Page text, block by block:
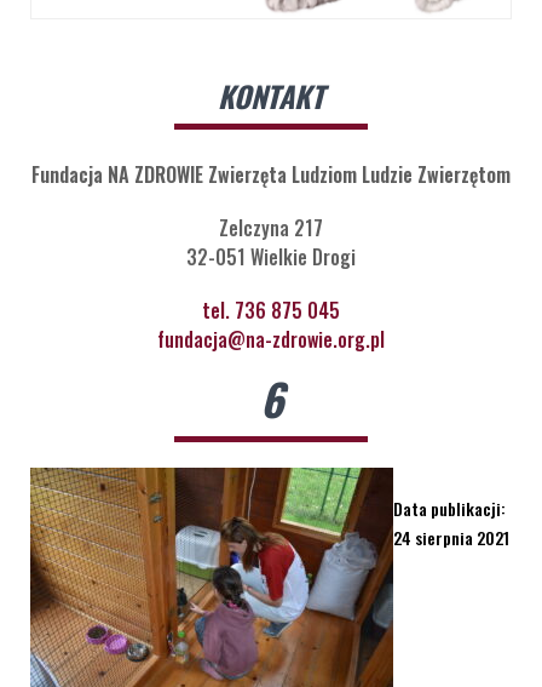
KONTAKT
Fundacja NA ZDROWIE Zwierzęta Ludziom Ludzie Zwierzętom
Zelczyna 217
32-051 Wielkie Drogi
tel. 736 875 045
fundacja@na-zdrowie.org.pl
6
Data publikacji:
24 sierpnia 2021